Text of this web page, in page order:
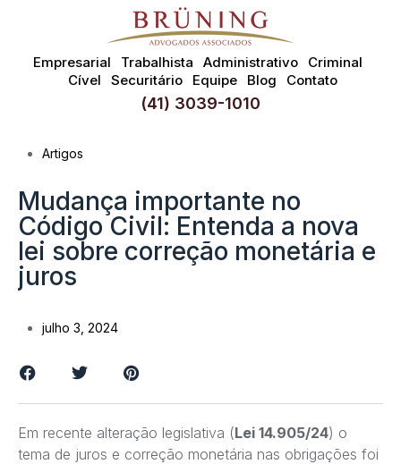
Empresarial Trabalhista Administrativo
Criminal
Cível
Securitário Equipe Blog Contato
(41) 3039-1010
Artigos
Mudança importante no
Código Civil: Entenda a nova
lei sobre correção monetária e
juros
julho 3, 2024
Em recente alteração legislativa (Lei 14.905/24) o
tema de juros e correção monetária nas obrigações foi